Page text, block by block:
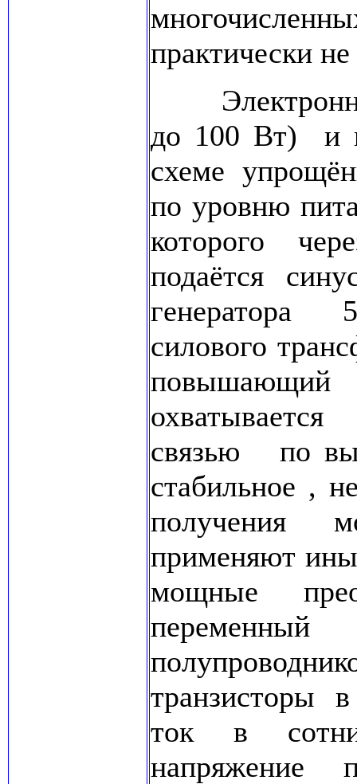
практически
до 100 Вт) и
схеме
по уровню
которого
подаётся
силового
связью по
стабильное ,
получения
применяют
мощные
транзисторы
ток в сотни
напряжение